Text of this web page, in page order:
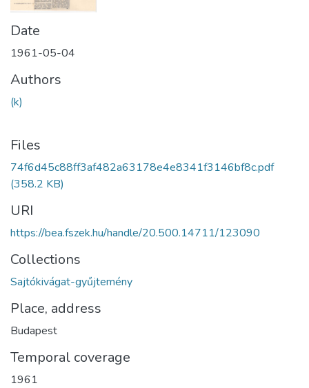
Date
1961-05-04
Authors
(k)
Files
74f6d45c88ff3af482a63178e4e8341f3146bf8c.pdf
(358.2 KB)
URI
https://bea.fszek.hu/handle/20.500.14711/123090
Collections
Sajtókivágat-gyűjtemény
Place, address
Budapest
Temporal coverage
1961